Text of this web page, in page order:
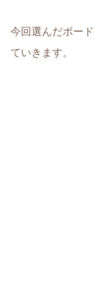
今回選んだボー
ていきます。